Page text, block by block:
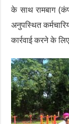
के साथ रामबाग
अनुपस्थित
कार्रवाई करने के